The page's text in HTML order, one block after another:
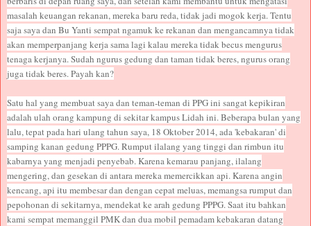
masalah keuangan rekanan, mereka baru reda, tidak jadi mogok kerja. Tentu
saja saya dan Bu Yanti sempat ngamuk ke rekanan dan mengancamnya tidak
akan memperpanjang kerja sama lagi kalau mereka tidak becus mengurus
tenaga kerjanya. Sudah ngurus gedung dan taman tidak beres, ngurus orang
juga tidak beres. Payah kan?
Satu hal yang membuat saya dan teman-teman di PPG ini sangat kepikiran
adalah ulah orang kampung di sekitar kampus Lidah ini. Beberapa bulan yang
lalu, tepat pada hari ulang tahun saya, 18 Oktober 2014, ada 'kebakaran' di
samping kanan gedung PPPG. Rumput ilalang yang tinggi dan rimbun itu
kabarnya yang menjadi penyebab. Karena kemarau panjang, ilalang
mengering, dan gesekan di antara mereka memercikkan api. Karena angin
kencang, api itu membesar dan dengan cepat meluas, memangsa rumput dan
pepohonan di sekitarnya, mendekat ke arah gedung PPPG. Saat itu bahkan
kami sempat memanggil PMK dan dua mobil pemadam kebakaran datang